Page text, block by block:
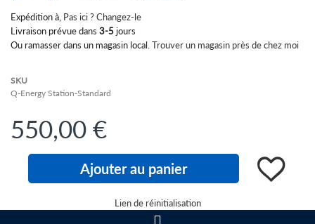
Expédition à, Pas ici ? Changez-le
Livraison prévue dans 3-5jours
Ou ramasser dans un magasin local.Trouver un magasin près de chez moi
SKU
Q-Energy Station-Standard
550,00 €
Quantity:
Ajouter au panier
Lien de réinitialisation
to
the
beginning
the
images